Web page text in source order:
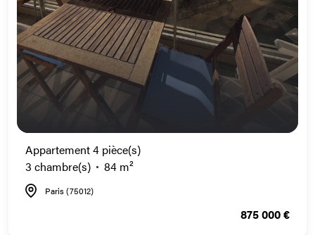
Appartement 4 pièce(s)
3 chambre(s)
84 m²
Paris (75012)
875 000 €